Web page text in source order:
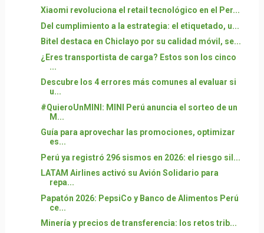
Xiaomi revoluciona el retail tecnológico en el Per...
Del cumplimiento a la estrategia: el etiquetado, u...
Bitel destaca en Chiclayo por su calidad móvil, se...
¿Eres transportista de carga? Estos son los cinco
...
Descubre los 4 errores más comunes al evaluar si
u...
#QuieroUnMINI: MINI Perú anuncia el sorteo de un
M...
Guía para aprovechar las promociones, optimizar
es...
Perú ya registró 296 sismos en 2026: el riesgo sil...
LATAM Airlines activó su Avión Solidario para
repa...
Papatón 2026: PepsiCo y Banco de Alimentos Perú
ce...
Minería y precios de transferencia: los retos trib...